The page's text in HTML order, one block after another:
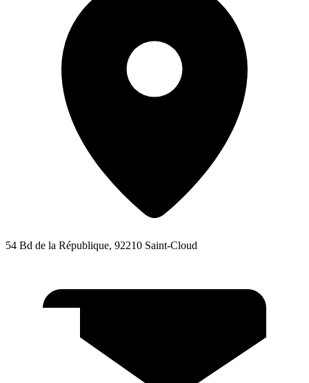
54 Bd de la République, 92210 Saint-Cloud